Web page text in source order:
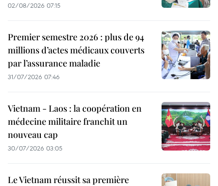
02/08/2026 07:15
Premier semestre 2026 : plus de 94
millions d’actes médicaux couverts
par l’assurance maladie
31/07/2026 07:46
Vietnam - Laos : la coopération en
médecine militaire franchit un
nouveau cap
30/07/2026 03:05
Le Vietnam réussit sa première